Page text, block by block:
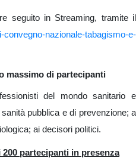
seguito in Streaming, tramite il
convegno-nazionale-tabagismo-e-
massimo di partecipanti
del mondo sanitario e
pubblica e di prevenzione; a
ai decisori politici.
200 partecipanti in presenza